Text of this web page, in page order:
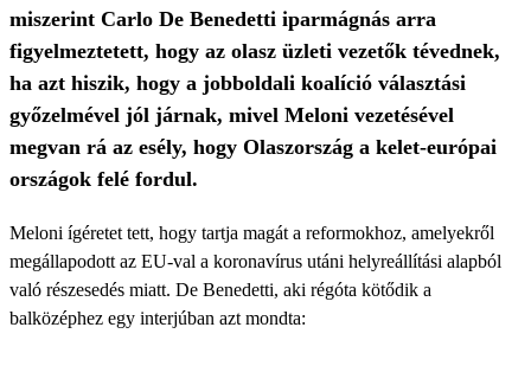
miszerint Carlo De Benedetti iparmágnás arra
figyelmeztetett, hogy az olasz üzleti vezetők tévednek,
ha azt hiszik, hogy a jobboldali koalíció választási
győzelmével jól járnak, mivel Meloni vezetésével
megvan rá az esély, hogy Olaszország a kelet-európai
országok felé fordul.
Meloni ígéretet tett, hogy tartja magát a reformokhoz, amelyekről
megállapodott az EU-val a koronavírus utáni helyreállítási alapból
való részesedés miatt. De Benedetti, aki régóta kötődik a
balközéphez egy interjúban azt mondta: